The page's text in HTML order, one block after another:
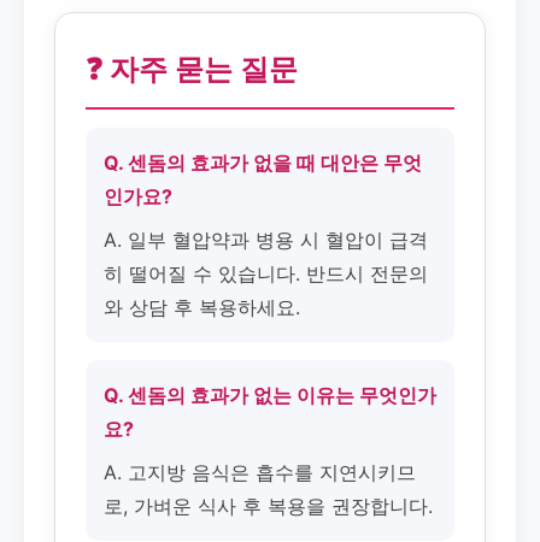
❓ 자주 묻는 질문
Q. 센돔의 효과가 없을 때 대안은 무엇
인가요?
A. 일부 혈압약과 병용 시 혈압이 급격
히 떨어질 수 있습니다. 반드시 전문의
와 상담 후 복용하세요.
Q. 센돔의 효과가 없는 이유는 무엇인가
요?
A. 고지방 음식은 흡수를 지연시키므
로, 가벼운 식사 후 복용을 권장합니다.